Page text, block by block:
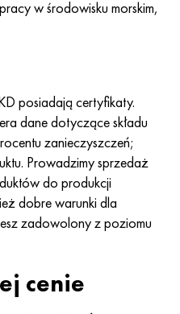
w środowisku morskim,
posiadają certyfikaty.
dane dotyczące składu
zanieczyszczeń;
Prowadzimy sprzedaż
do produkcji
dobre warunki dla
zadowolony z poziomu
cenie